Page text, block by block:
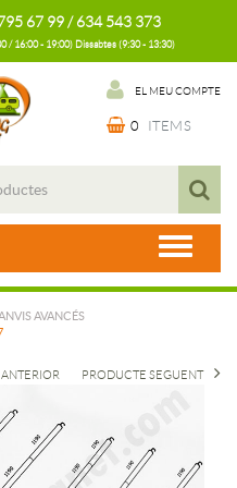
67 99 / 634 543 373
/ 16:00 - 19:00) Dissabtes (9:30 - 13:30)
EL MEU COMPTE
0 ITEMS
AVANCÉS
PRODUCTE SEGUENT